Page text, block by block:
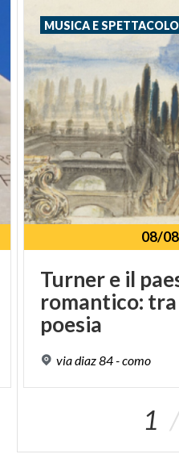
08/
Turner e il
romantico:
poesia
viadiaz84-como
MUSICA E SPETTACOLO
1